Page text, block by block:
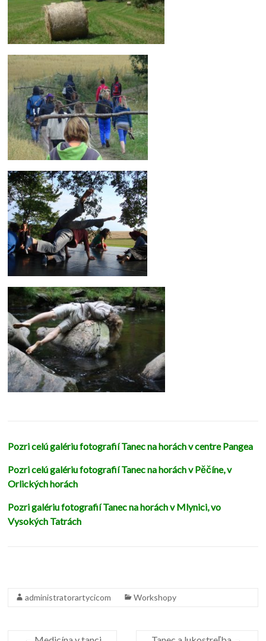
Pozri celú galériu fotografií Tanec na horách v centre Pangea
Pozri celú galériu fotografií Tanec na horách v Pěčíne, v
Orlických horách
Pozri galériu fotografií Tanec na horách v Mlynici, vo
Vysokých Tatrách
administratorartycicom Workshopy